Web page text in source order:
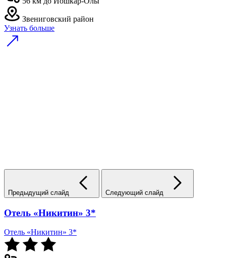
Звениговский район
Узнать больше
Предыдущий слайд Следующий слайд
Отель «Никитин» 3*
Отель «Никитин» 3*